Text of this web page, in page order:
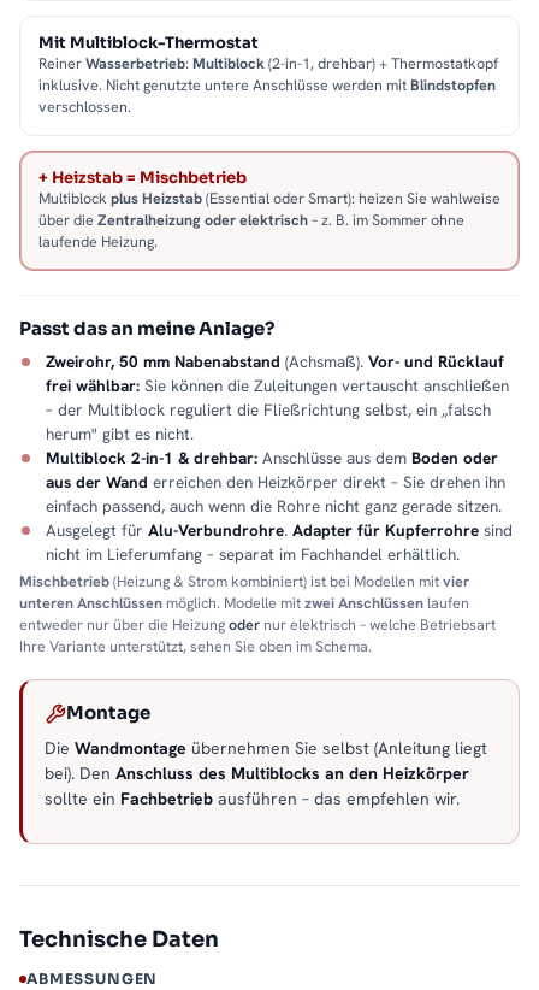
Mit Multiblock-Thermostat
ReinerWasserbetrieb: Multiblock(2-in-1, drehbar) + Thermostatkopf
inklusive. Nicht genutzte untere Anschlüsse werden mitBlindstopfen
verschlossen.
+ Heizstab = Mischbetrieb
Multiblock plus Heizstab(Essential oder Smart): heizen Sie wahlweise
über die Zentralheizung oder elektrisch– z. B. im Sommer ohne
laufende Heizung.
Passt das an meine Anlage?
Zweirohr, 50 mm Nabenabstand (Achsmaß). Vor- und Rücklauf
frei wählbar: Sie können die Zuleitungen vertauscht anschließen
– der Multiblock reguliert die Fließrichtung selbst, ein „falsch
herum" gibt es nicht.
Multiblock 2-in-1 & drehbar: Anschlüsse aus dem Boden oder
aus der Wand erreichen den Heizkörper direkt – Sie drehen ihn
einfach passend, auch wenn die Rohre nicht ganz gerade sitzen.
Ausgelegt für Alu-Verbundrohre. Adapter für Kupferrohre sind
nicht im Lieferumfang – separat im Fachhandel erhältlich.
Mischbetrieb(Heizung & Strom kombiniert) ist bei Modellen mitvier
unteren Anschlüssen möglich. Modelle mitzwei Anschlüssen laufen
entweder nur über die Heizungoder nur elektrisch – welche Betriebsart
Ihre Variante unterstützt, sehen Sie oben im Schema.
Montage
Die Wandmontage übernehmen Sie selbst (Anleitung liegt
bei). Den Anschluss des Multiblocks an den Heizkörper
sollte ein Fachbetrieb ausführen – das empfehlen wir.
Technische Daten
ABMESSUNGEN